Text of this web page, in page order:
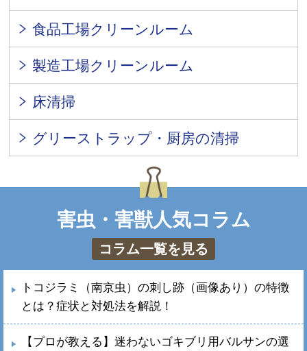
食品工場クリーンルーム
製造工場クリーンルーム
床清掃
グリーストラップ・厨房の清掃
害虫・害獣人気コラム
コラム一覧を見る
トコジラミ（南京虫）の刺し跡（画像あり）の特徴
とは？症状と対処法を解説！
【プロが教える】迷わないゴキブリ用バルサンの選